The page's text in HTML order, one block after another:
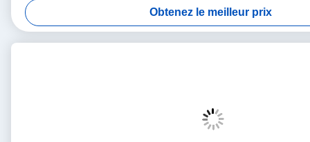
Obtenez le meilleur prix